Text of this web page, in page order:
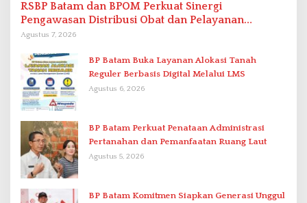
RSBP Batam dan BPOM Perkuat Sinergi
Pengawasan Distribusi Obat dan Pelayanan
Kefarmasian
Agustus 7, 2026
BP Batam Buka Layanan Alokasi Tanah
Reguler Berbasis Digital Melalui LMS
Agustus 6, 2026
BP Batam Perkuat Penataan Administrasi
Pertanahan dan Pemanfaatan Ruang Laut
Agustus 5, 2026
BP Batam Komitmen Siapkan Generasi Unggul